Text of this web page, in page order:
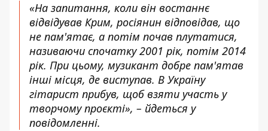
«На запитання, коли він востаннє
відвідував Крим, росіянин відповідав, що
не пам'ятає, а потім почав плутатися,
називаючи спочатку 2001 рік, потім 2014
рік. При цьому, музикант добре пам'ятав
інші місця, де виступав. В Україну
гітарист прибув, щоб взяти участь у
творчому проєкті», – йдеться у
повідомленні.